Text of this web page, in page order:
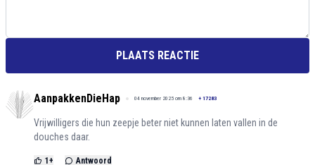
PLAATS REACTIE
AanpakkenDieHap 04 november 2025 om 8:36 + 17283
Vrijwilligers die hun zeepje beter niet kunnen laten vallen in de
douches daar.
1 + Antwoord